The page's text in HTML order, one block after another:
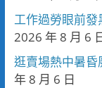
工作過勞眼前
2026 年 8 月 6
逛賣場熱中暑
年 8 月 6 日